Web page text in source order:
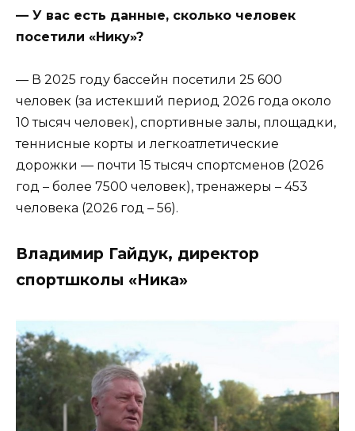
— У вас есть данные, сколько человек
посетили «Нику»?
— В 2025 году бассейн посетили 25 600
человек (за истекший период 2026 года около
10 тысяч человек), спортивные залы, площадки,
теннисные корты и легкоатлетические
дорожки — почти 15 тысяч спортсменов (2026
год – более 7500 человек), тренажеры – 453
человека (2026 год – 56).
Владимир Гайдук, директор
спортшколы «Ника»